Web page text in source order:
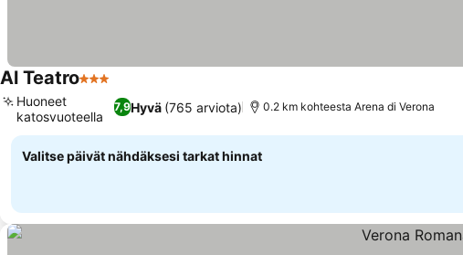
Al Teatro3 Tähtiluokitus
7,9Hyvä (765 arviota)
Huoneet
katosvuoteella
0.2 km kohteesta Arena di Verona
Valitse päivät nähdäksesi tarkat hinnat